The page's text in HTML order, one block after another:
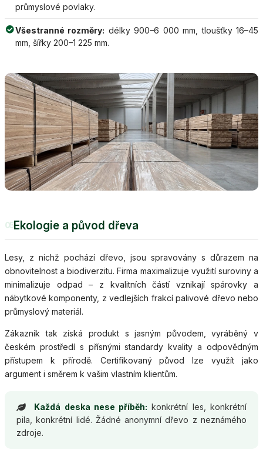
průmyslové povlaky.
Všestranné rozměry: délky 900–6 000 mm, tloušťky 16–45
mm, šířky 200–1 225 mm.
05Ekologie a původ dřeva
Lesy, z nichž pochází dřevo, jsou spravovány s důrazem na
obnovitelnost a biodiverzitu. Firma maximalizuje využití suroviny a
minimalizuje odpad – z kvalitních částí vznikají spárovky a
nábytkové komponenty, z vedlejších frakcí palivové dřevo nebo
průmyslový materiál.
Zákazník tak získá produkt s jasným původem, vyráběný v
českém prostředí s přísnými standardy kvality a odpovědným
přístupem k přírodě. Certifikovaný původ lze využít jako
argument i směrem k vašim vlastním klientům.
Každá deska nese příběh: konkrétní les, konkrétní
pila, konkrétní lidé. Žádné anonymní dřevo z neznámého
zdroje.